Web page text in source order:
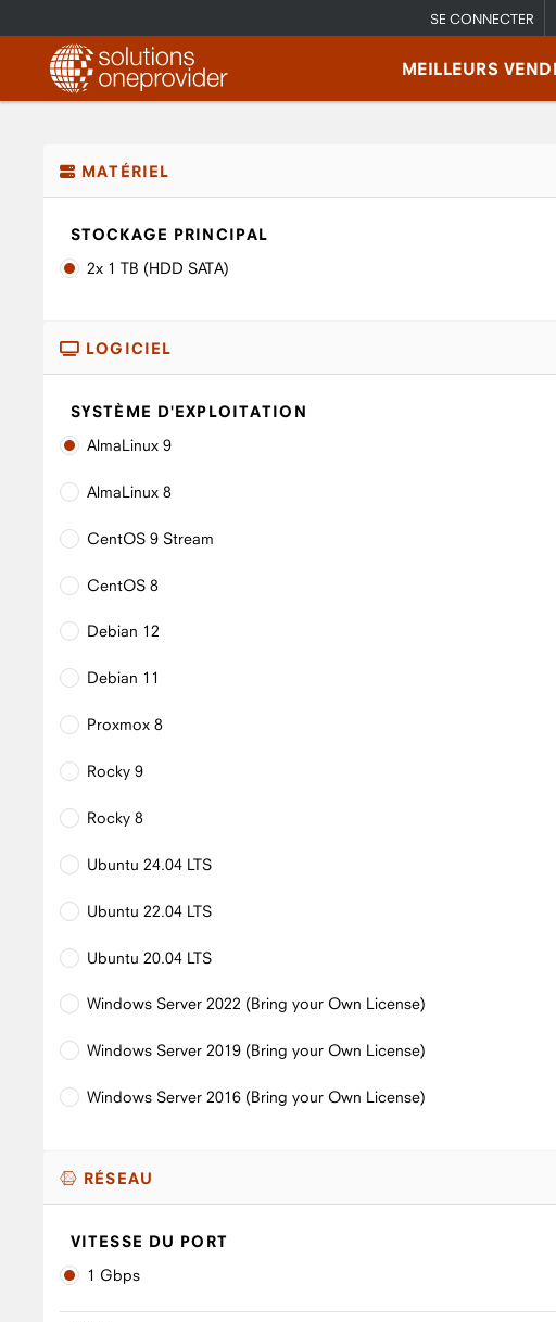
SE CONNECTER
MEILLEURS
MATÉRIEL
STOCKAGE PRINCIPAL
2x 1 TB (HDD SATA)
LOGICIEL
SYSTÈME D'EXPLOITATION
AlmaLinux 9
AlmaLinux 8
CentOS 9 Stream
CentOS 8
Debian 12
Debian 11
Proxmox 8
Rocky 9
Rocky 8
Ubuntu 24.04 LTS
Ubuntu 22.04 LTS
Ubuntu 20.04 LTS
Windows Server 2022 (Bring your Own License)
Windows Server 2019 (Bring your Own License)
Windows Server 2016 (Bring your Own License)
RÉSEAU
VITESSE DU PORT
1 Gbps